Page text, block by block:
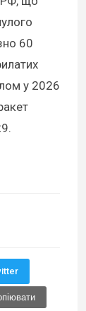
60
у 2026